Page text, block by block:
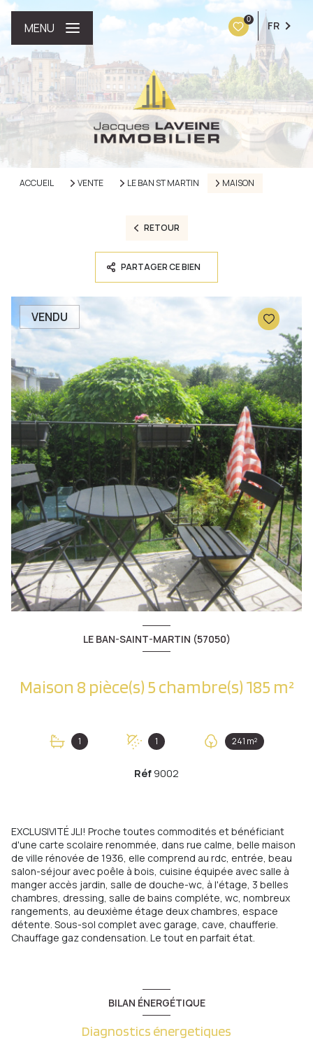
0 FR
MENU
ACCUEIL VENTE LE BAN ST MARTIN MAISON
RETOUR
PARTAGER CE BIEN
VENDU
LE BAN-SAINT-MARTIN (57050)
Maison 8 pièce(s) 5 chambre(s) 185 m²
1 1 241 m²
Réf 9002
EXCLUSIVITÉ JLI! Proche toutes commodités et bénéficiant
d'une carte scolaire renommée, dans rue calme, belle maison
de ville rénovée de 1936, elle comprend au rdc, entrée, beau
salon-séjour avec poêle à bois, cuisine équipée avec salle à
manger accès jardin, salle de douche-wc, à l'étage, 3 belles
chambres, dressing, salle de bains compléte, wc, nombreux
rangements, au deuxième étage deux chambres, espace
détente. Sous-sol complet avec garage, cave, chaufferie.
Chauffage gaz condensation. Le tout en parfait état.
BILAN ÉNERGÉTIQUE
Diagnostics énergetiques